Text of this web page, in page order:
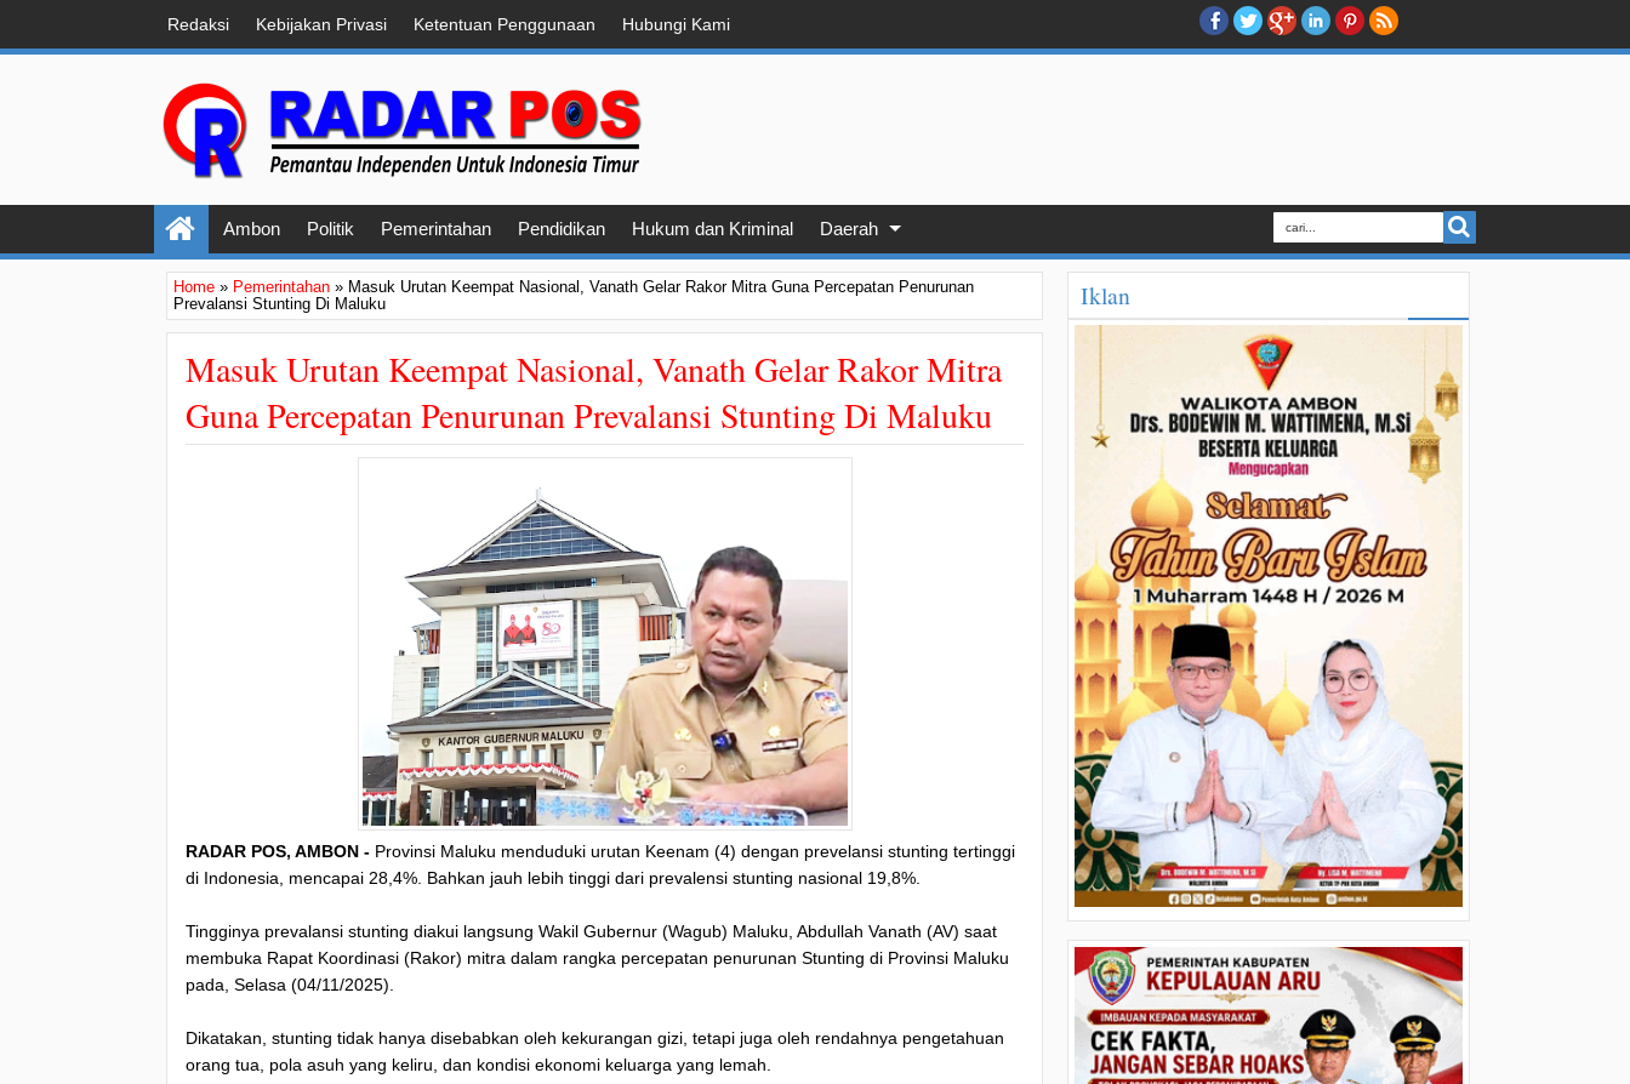
Redaksi Kebijakan Privasi Ketentuan Penggunaan Hubungi Kami
Ambon Politik Pemerintahan Pendidikan Hukum dan Kriminal Daerah
Home » Pemerintahan » Masuk Urutan Keempat Nasional, Vanath Gelar Rakor Mitra Guna Percepatan Penurunan
Prevalansi Stunting Di Maluku
Masuk Urutan Keempat Nasional, Vanath Gelar Rakor Mitra
Guna Percepatan Penurunan Prevalansi Stunting Di Maluku
RADAR POS, AMBON - Provinsi Maluku menduduki urutan Keenam (4) dengan prevelansi stunting tertinggi
di Indonesia, mencapai 28,4%. Bahkan jauh lebih tinggi dari prevalensi stunting nasional 19,8%.
Tingginya prevalansi stunting diakui langsung Wakil Gubernur (Wagub) Maluku, Abdullah Vanath (AV) saat
membuka Rapat Koordinasi (Rakor) mitra dalam rangka percepatan penurunan Stunting di Provinsi Maluku
pada, Selasa (04/11/2025).
Dikatakan, stunting tidak hanya disebabkan oleh kekurangan gizi, tetapi juga oleh rendahnya pengetahuan
orang tua, pola asuh yang keliru, dan kondisi ekonomi keluarga yang lemah.
Iklan